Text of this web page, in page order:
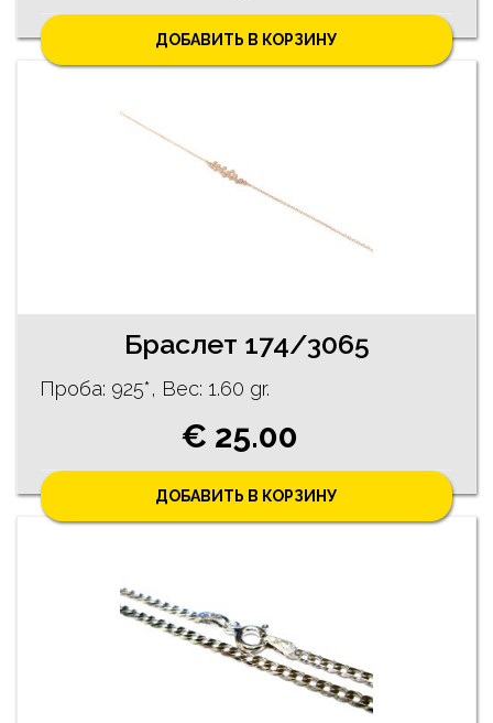
ДОБАВИТЬ В КОРЗИНУ
Браслет 174/3065
Проба: 925*, Bес: 1.60 gr.
€ 25.00
ДОБАВИТЬ В КОРЗИНУ